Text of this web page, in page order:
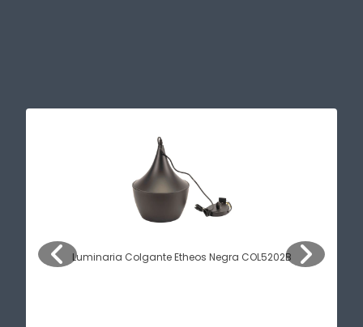
Luminaria Colgante Etheos Negra COL5202B